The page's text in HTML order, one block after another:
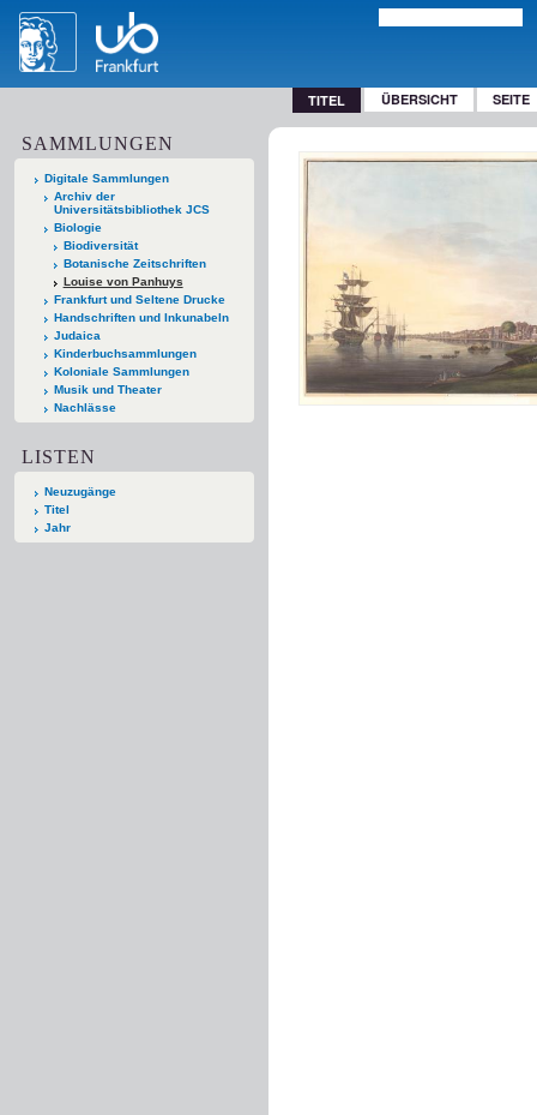
TITEL ÜBERSICHT SEITE
SAMMLUNGEN
Digitale Sammlungen
Archiv der
Universitätsbibliothek JCS
Biologie
Biodiversität
Botanische Zeitschriften
Louise von Panhuys
Frankfurt und Seltene Drucke
Handschriften und Inkunabeln
Judaica
Kinderbuchsammlungen
Koloniale Sammlungen
Musik und Theater
Nachlässe
LISTEN
Neuzugänge
Titel
Jahr